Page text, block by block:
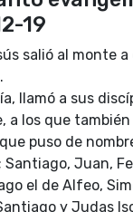
19
salió al monte a
llamó a sus
a los que
puso de
Juan,
el de Alfeo,
y Judas